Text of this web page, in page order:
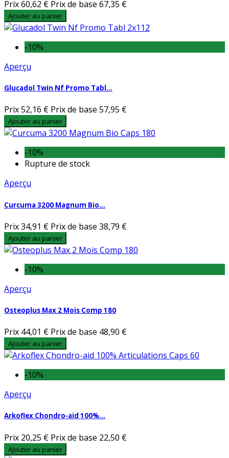
Prix60,62 € Prix de base 67,35 €
Ajouter au panier
-10%
Aperçu
Glucadol Twin Nf Promo Tabl...
Prix52,16 € Prix de base 57,95 €
Ajouter au panier
-10%
Rupture de stock
Aperçu
Curcuma 3200 Magnum Bio...
Prix34,91 € Prix de base 38,79 €
Ajouter au panier
-10%
Aperçu
Osteoplus Max 2 Mois Comp 180
Prix 44,01 € Prix de base 48,90 €
Ajouter au panier
-10%
Aperçu
Arkoflex Chondro-aid 100%...
Prix 20,25 € Prix de base 22,50 €
Ajouter au panier